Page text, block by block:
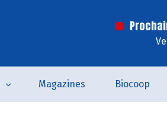
Magazines Biocoop